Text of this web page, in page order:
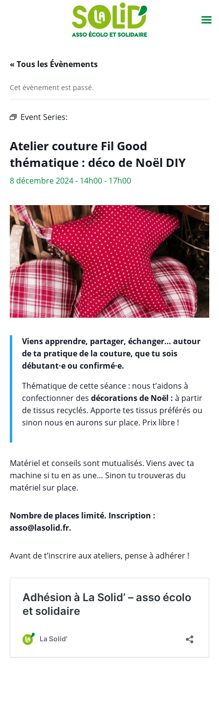
« Tous les Évènements
Cet évènement est passé.
Event Series:
Atelier couture Fil Good
thématique : déco de Noël DIY
8 décembre 2024 - 14h00- 17h00
Viens apprendre, partager, échanger… autour
de ta pratique de la couture, que tu sois
débutant·e ou confirmé·e.
Thématique de cette séance : nous t’aidons à
confectionner des décorations de Noël : à partir
de tissus recyclés. Apporte tes tissus préférés ou
sinon nous en aurons sur place. Prix libre !
Matériel et conseils sont mutualisés. Viens avec ta
machine si tu en as une… Sinon tu trouveras du
matériel sur place.
Nombre de places limité. Inscription :
asso@lasolid.fr.
Avant de t’inscrire aux ateliers, pense à adhérer !